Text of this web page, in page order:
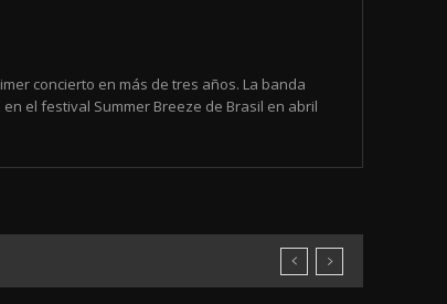
concierto en más de tres años. La banda
el festival Summer Breeze de Brasil en abril